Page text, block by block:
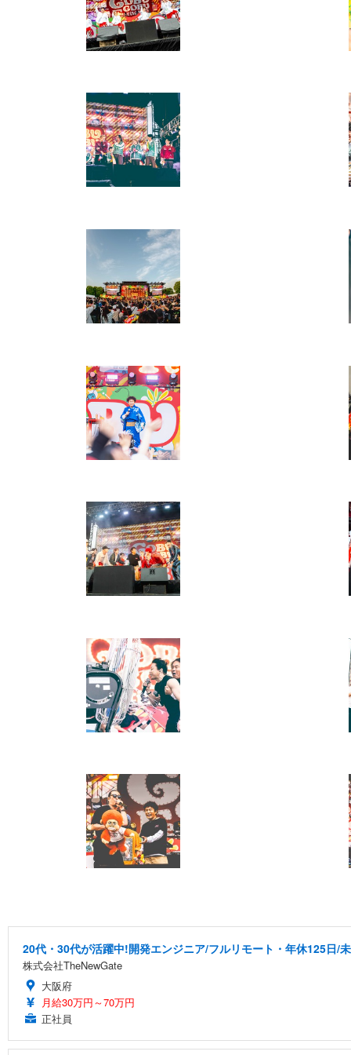
20代・30代が活躍中!開発エンジニア/フルリモート・年休125日/
株式会社TheNewGate
大阪府
月給30万円～70万円
正社員